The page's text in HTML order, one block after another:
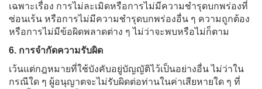
เฉพาะเรื่อง การไม่ละเมิดหรือการไม่มีความชำรุดบกพร่องที่
ซ่อนเร้น หรือการไม่มีความชำรุดบกพร่องอื่น ๆ ความถูกต้อง
หรือการไม่มีข้อผิดพลาดต่าง ๆ ไม่ว่าจะพบหรือไม่ก็ตาม
6. การจำกัดความรับผิด
เว้นแต่กฎหมายที่ใช้บังคับอยู่บัญญัติไว้เป็นอย่างอื่น ไม่ว่าใน
กรณีใด ๆ ผู้อนุญาตจะไม่รับผิดต่อท่านในค่าเสียหายใด ๆ ที่